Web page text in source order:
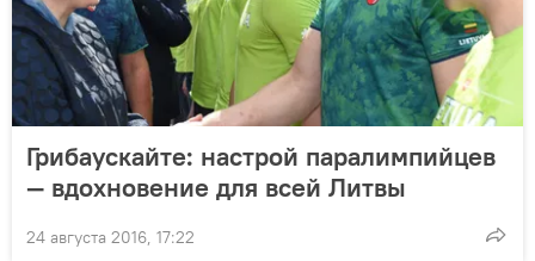
Грибаускайте: настрой паралимпийцев
— вдохновение для всей Литвы
24 августа 2016, 17:22